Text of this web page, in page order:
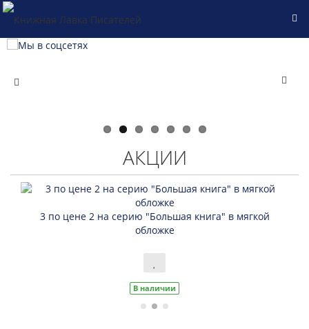
Михаил Титов в Лавке
и книжного блогера "Год 2025 от Р.Х."
АКЦИИ
3 по цене 2 на серию "Большая книга" в мягкой
обложке
В наличии